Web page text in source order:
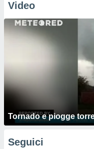
Video
Tornado e piogge
Seguici